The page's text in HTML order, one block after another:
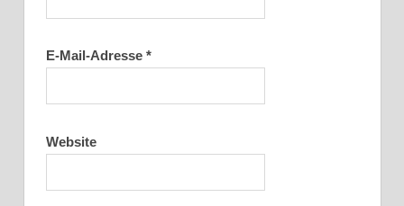
E-Mail-Adresse *
Website